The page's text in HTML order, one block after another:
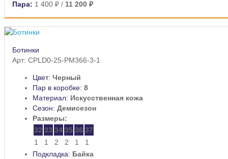
Пара: 1 400 ₽ / 11 200 ₽
Ботинки
Арт: CPLD0-25-PM366-3-1
Цвет: Черный
Пар в коробке: 8
Материал: Искусственная кожа
Сезон: Демисезон
Размеры:
32 33 34 35 36 37
1
1 2 2 1
1
Подкладка: Байка